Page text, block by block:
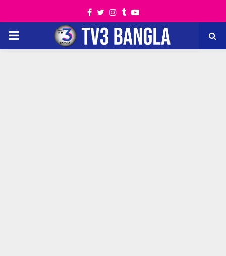
Facebook
TwitterInstagram
TumblrYoutube
PRIMARY